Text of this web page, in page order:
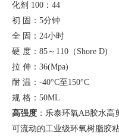
化剂 100：44
初 固： 5分钟
全 固： 24小时
硬 度： 85～110（Shore D)
拉 伸： 36(Mpa)
耐 温： -40°C至150°C
规 格： 50ML
高强度 ：乐泰环氧AB胶水高
可流动的工业级环氧树脂胶